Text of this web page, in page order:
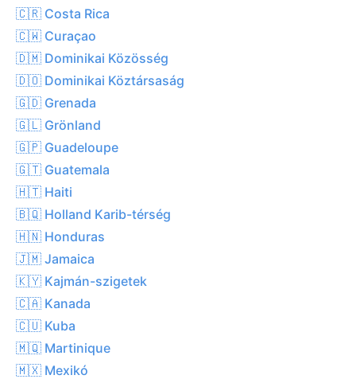
🇨🇷 Costa Rica
🇨🇼 Curaçao
🇩🇲 Dominikai Közösség
🇩🇴 Dominikai Köztársaság
🇬🇩 Grenada
🇬🇱 Grönland
🇬🇵 Guadeloupe
🇬🇹 Guatemala
🇭🇹 Haiti
🇧🇶 Holland Karib-térség
🇭🇳 Honduras
🇯🇲 Jamaica
🇰🇾 Kajmán-szigetek
🇨🇦 Kanada
🇨🇺 Kuba
🇲🇶 Martinique
🇲🇽 Mexikó